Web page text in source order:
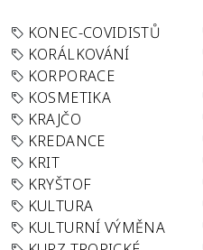
KONEC-COVIDISTŮ
KORÁLKOVÁNÍ
KORPORACE
KOSMETIKA
KRAJČO
KREDANCE
KRIT
KRYŠTOF
KULTURA
KULTURNÍ VÝMĚNA